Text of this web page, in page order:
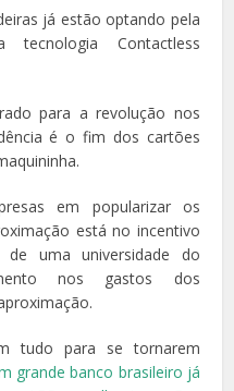
já estão optando pela
Contactless
para a revolução nos
é o fim dos cartões
em popularizar os
está no incentivo
uma universidade do
nos gastos dos
tudo para se tornarem
grande banco brasileiro já